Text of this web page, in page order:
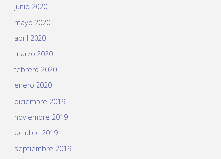
junio 2020
mayo 2020
abril 2020
marzo 2020
febrero 2020
enero 2020
diciembre 2019
noviembre 2019
octubre 2019
septiembre 2019